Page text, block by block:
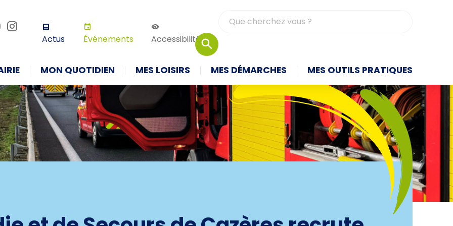
Actus Événements Accessibilité
MON QUOTIDIEN MES LOISIRS MES DÉMARCHES MES OUTILS PRATIQUES